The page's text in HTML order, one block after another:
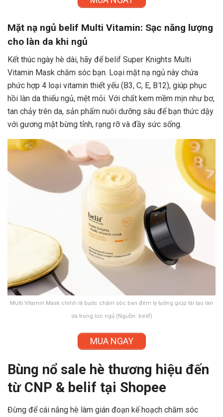
Mặt nạ ngủ belif Multi Vitamin: Sạc năng lượng
cho làn da khi ngủ
Kết thúc ngày hè dài, hãy để belif Super Knights Multi
Vitamin Mask chăm sóc bạn. Loại mặt nạ ngủ này chứa
phức hợp 4 loại vitamin thiết yếu (B3, C, E, B12), giúp phục
hồi làn da thiếu ngủ, mệt mỏi. Với chất kem mềm mịn như bơ,
tan chảy trên da, sản phẩm nuôi dưỡng sâu để bạn thức dậy
với gương mặt bừng tỉnh, rạng rỡ và đầy sức sống.
Multi Vitamin Mask chính là bước chăm sóc ban đêm lý tưởng giúp tái tạo làn
da trong lúc ngủ (Nguồn: belif)
MUA NGAY
Bùng nổ sale hè thương hiệu đến
từ CNP & belif tại Shopee
Đừng để cái nắng hè làm gián đoạn kế hoạch chăm sóc